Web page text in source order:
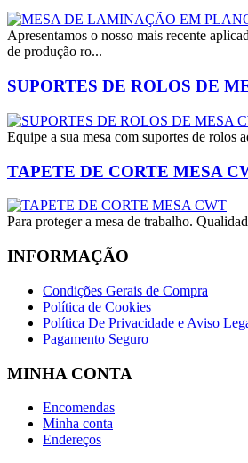
Apresentamos o nosso mais recente
de produção ro...
SUPORTES DE ROLOS DE
Equipe a sua mesa com suportes de rolos
TAPETE DE CORTE MESA
Para proteger a mesa de trabalho.
INFORMAÇÃO
Condições Gerais de Compra
Política de Cookies
Política De Privacidade e Aviso
Pagamento Seguro
MINHA CONTA
Encomendas
Minha conta
Endereços